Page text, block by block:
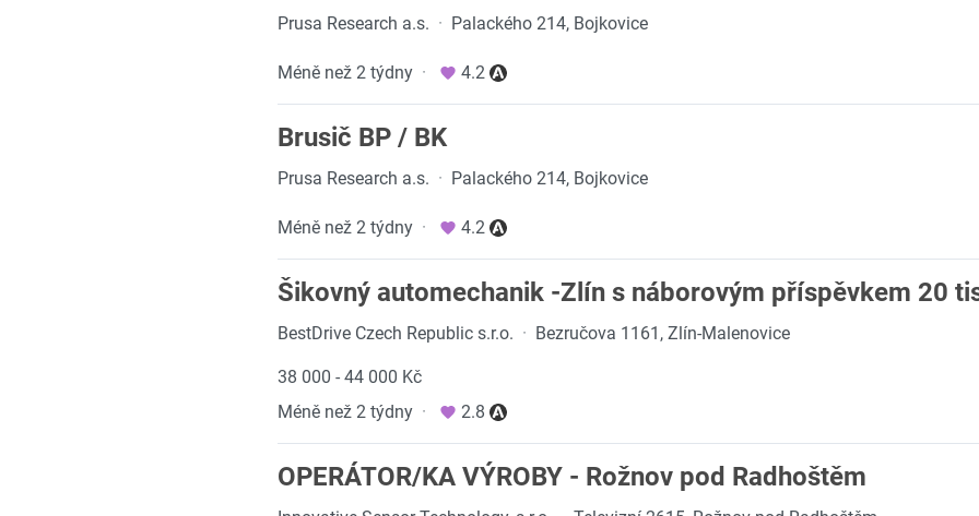
Prusa Research a.s. · Palackého 214, Bojkovice
Méně než 2 týdny · 4.2
Brusič BP / BK
Prusa Research a.s. · Palackého 214, Bojkovice
Méně než 2 týdny · 4.2
Šikovný automechanik -Zlín s náborovým příspěvkem 20
BestDrive Czech Republic s.r.o. · Bezručova 1161, Zlín-Malenovice
38 000 - 44 000 Kč
Méně než 2 týdny · 2.8
OPERÁTOR/KA VÝROBY - Rožnov pod Radhoštěm